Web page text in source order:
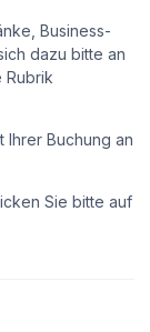
Business-
dazu bitte an
Rubrik
Ihrer Buchung an
Sie bitte auf